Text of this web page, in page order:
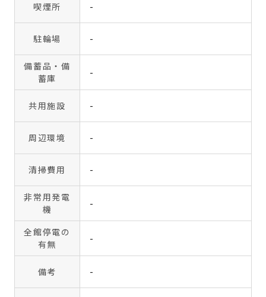
喫煙所 -
駐輪場 -
備蓄品・備
蓄庫
-
共用施設 -
周辺環境 -
清掃費用 -
非常用発電
機
-
全館停電の
有無
-
備考 -